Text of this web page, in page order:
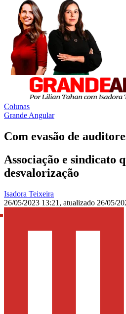
Colunas
Grande Angular
Com evasão de
Associação e sindicato
desvalorização
Isadora Teixeira
26/05/2023 13:21 , atualizado 26/05/